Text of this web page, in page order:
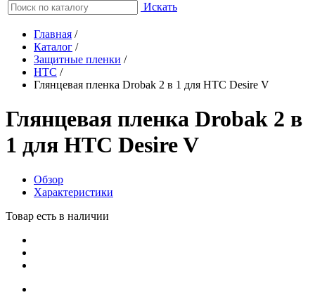
Искать
Главная /
Каталог /
Защитные пленки /
HTC /
Глянцевая пленка Drobak 2 в 1 для HTC Desire V
Глянцевая пленка Drobak 2 в
1 для HTC Desire V
Обзор
Характеристики
Товар есть в наличии